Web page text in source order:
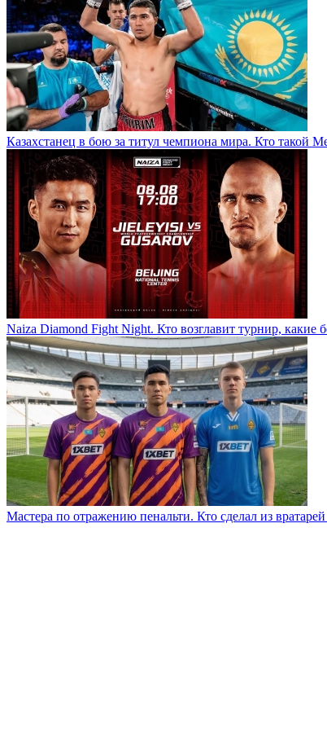
Казахстанец в бою за титул чемпиона мира. Кто такой
Naiza Diamond Fight Night. Кто возглавит турнир, какие
Мастера по отражению пенальти. Кто сделал из